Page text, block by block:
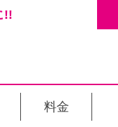
!!
料金